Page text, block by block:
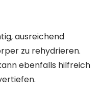
ausreichend
zu rehydrieren.
ebenfalls hilfreich